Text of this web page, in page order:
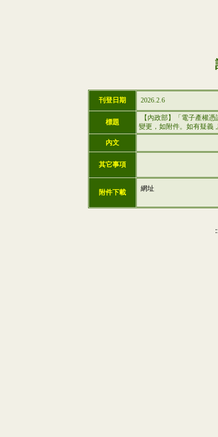
刊登日期 2026.2.6
標題
【內政部】「電子產權
變更，如附件。如有疑義
內文
其它事項
附件下載
網址